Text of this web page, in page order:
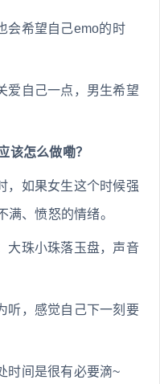
会希望自己emo的时
爱自己一点，男生希望
该怎么做嘞？
，如果女生这个时候强
、愤怒的情绪。
大珠小珠落玉盘，声音
听，感觉自己下一刻要
时间是很有必要滴~